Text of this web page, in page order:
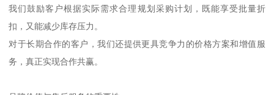
我们鼓励客户根据实际需求合理规划采购计划，既能享受批量折
扣，又能减少库存压力。
对于长期合作的客户，我们还提供更具竞争力的价格方案和增值服
务，真正实现合作共赢。